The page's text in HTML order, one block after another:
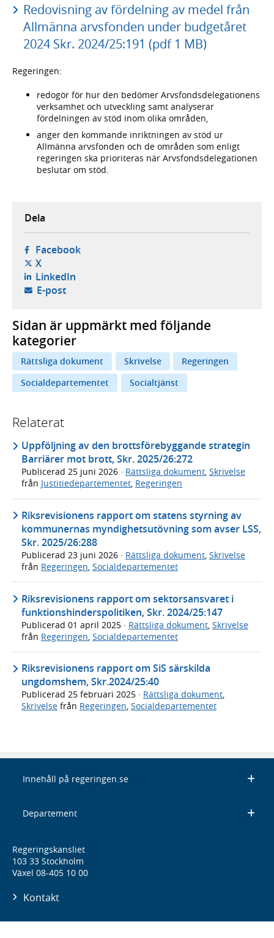
Redovisning av fördelning av medel från
Allmänna arvsfonden under budgetåret
2024 Skr. 2024/25:191 (pdf 1 MB)
Regeringen:
redogör för hur den bedömer Arvsfondsdelegationens
verksamhet och utveckling samt analyserar
fördelningen av stöd inom olika områden,
anger den kommande inriktningen av stöd ur
Allmänna arvsfonden och de områden som enligt
regeringen ska prioriteras när Arvsfondsdelegationen
beslutar om stöd.
Dela
Facebook- öppnas i ny flik, extern webbplats,
X- öppnas i ny flik, extern webbplats,
LinkedIn- öppnas i ny flik, extern webbplats,
E-post- öppnar din e-postklient,
Sidan är uppmärkt med följande
kategorier
Rättsliga dokument Skrivelse
Regeringen
Socialdepartementet
Socialtjänst
Relaterat
Uppföljning av den brottsförebyggande strategin
Barriärer mot brott, Skr. 2025/26:272
Publicerad 25 juni 2026 · Rättsliga dokument, Skrivelse
från Justitiedepartementet, Regeringen
Riksrevisionens rapport om statens styrning av
kommunernas myndighetsutövning som avser LSS,
Skr. 2025/26:288
Publicerad 23 juni 2026 · Rättsliga dokument, Skrivelse
från Regeringen, Socialdepartementet
Riksrevisionens rapport om sektorsansvaret i
funktionshinderspolitiken, Skr. 2024/25:147
Publicerad 01 april 2025 · Rättsliga dokument Skrivelse
från Regeringen Socialdepartementet
Riksrevisionens rapport om SiS särskilda
ungdomshem, Skr.2024/25:40
Publicerad 25 februari 2025 · Rättsliga dokument,
Skrivelse från Regeringen, Socialdepartementet
Innehåll på regeringen.se
Departement
Regeringskansliet
103 33 Stockholm
Växel 08-405 10 00
Kontakt